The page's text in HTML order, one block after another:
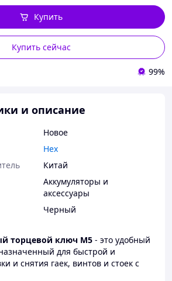
Купить сейчас
Купить
99%
и описание
Новое
Hex
Китай
Аккумуляторы и
аксессуары
Черный
торцевой ключ M5 - это удобный
для быстрой и
и снятия гаек, винтов и стоек с